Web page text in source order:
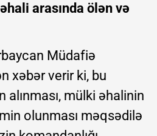
arasında ölən və
Müdafiə
xəbər verir ki, bu
alınması, mülki əhalinin
olunması məqsədilə